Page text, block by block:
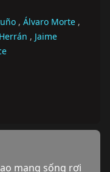
, Álvaro Morte ,
, Jaime
mạng sống rơi